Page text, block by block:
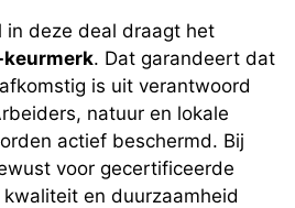
in deze deal draagt het
keurmerk. Dat garandeert dat
is uit verantwoord
natuur en lokale
actief beschermd. Bij
voor gecertificeerde
en duurzaamheid